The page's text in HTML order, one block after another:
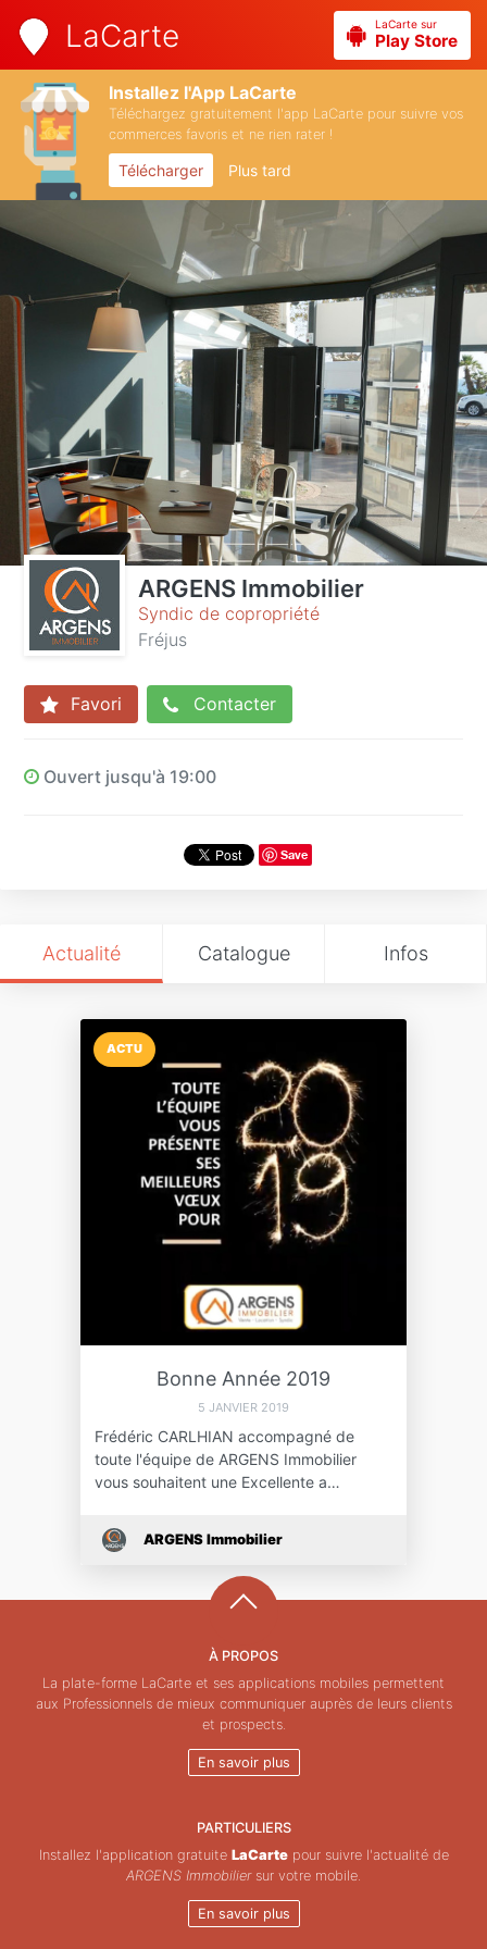
LaCarte LaCarte sur
Play Store
Installez l'App LaCarte
Téléchargez gratuitement l'app LaCarte pour suivre vos
commerces favoris et ne rien rater !
Télécharger Plus tard
ARGENS Immobilier
Syndic de copropriété
Fréjus
Favori Contacter
Ouvert jusqu'à 19:00
Save
Actualité Catalogue Infos
ACTU
Bonne Année 2019
5 JANVIER 2019
Frédéric CARLHIAN accompagné de
toute l'équipe de ARGENS Immobilier
vous souhaitent une Excellente a…
ARGENS Immobilier
À PROPOS
La plate-forme LaCarte et ses applications mobiles permettent
aux Professionnels de mieux communiquer auprès de leurs clients
et prospects.
En savoir plus
PARTICULIERS
Installez l'application gratuite LaCartepour suivre l'actualité de
ARGENS Immobiliersur votre mobile.
En savoir plus